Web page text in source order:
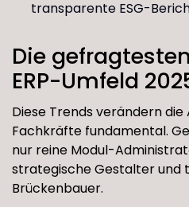
transparente ESG-
Die
ERP-Umfeld
Diese Trends verändern
Fachkräfte fundamental.
nur reine Modul-
strategische Gestalter und
Brückenbauer.